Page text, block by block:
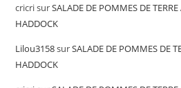
cricrisurSALADE DE POMMES DE TERRE
HADDOCK
Lilou3158surSALADE DE POMMES DE
HADDOCK